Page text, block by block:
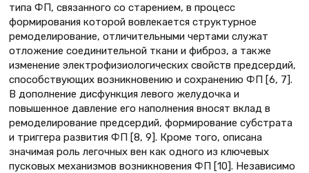
типа ФП, связанного со старением, в процесс
формирования которой вовлекается структурное
ремоделирование, отличительными чертами служат
отложение соединительной ткани и фиброз, а также
изменение электрофизиологических свойств предсердий,
способствующих возникновению и сохранению ФП [6, 7].
В дополнение дисфункция левого желудочка и
повышенное давление его наполнения вносят вклад в
ремоделирование предсердий, формирование субстрата
и триггера развития ФП [8, 9]. Кроме того, описана
значимая роль легочных вен как одного из ключевых
пусковых механизмов возникновения ФП [10]. Независимо